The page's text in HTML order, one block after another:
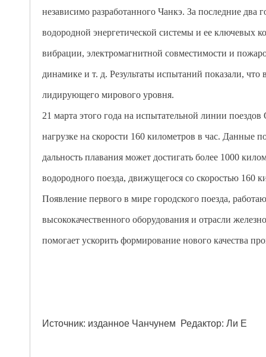
независимо разработанного Чанкэ. За последние
водородной энергетической системы и ее ключевых
вибрации, электромагнитной совместимости и
динамике и т. д. Результаты испытаний показали, что
лидирующего мирового уровня.
21 марта этого года на испытательной линии
нагрузке на скорости 160 километров в час. Данные
дальность плавания может достигать более 1000
водородного поезда, движущегося со скоростью 160
Появление первого в мире городского поезда,
высококачественного оборудования и отрасли
помогает ускорить формирование нового качества
Источник: изданное Чанчунем Редактор: Ли Е